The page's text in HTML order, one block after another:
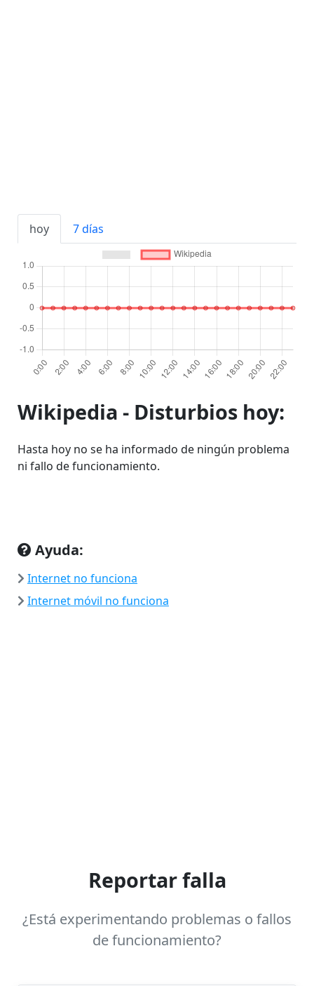
hoy 7 días
Wikipedia - Disturbios hoy:
Hasta hoy no se ha informado de ningún problema
ni fallo de funcionamiento.
Ayuda:
Internet no funciona
Internet móvil no funciona
Reportar falla
¿Está experimentando problemas o fallos
de funcionamiento?